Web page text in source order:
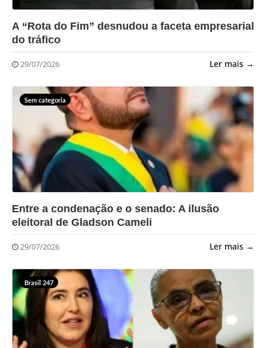
?>
A “Rota do Fim” desnudou a faceta empresarial
do tráfico
29/07/2026 Ler mais →
Sem categoria
?>
Entre a condenação e o senado: A ilusão
eleitoral de Gladson Cameli
29/07/2026 Ler mais →
Brasil 247